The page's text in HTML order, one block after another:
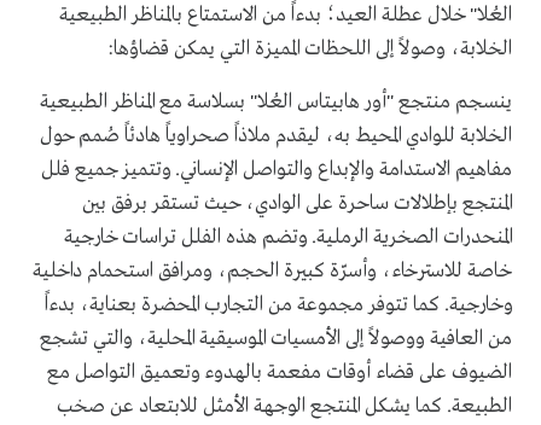
العُلا" خلال عطلة العيد؛ بدءاً من الاستمتاع بالمناظر الطبيعية
الخلابة، وصولاً إلى اللحظات المميزة التي يمكن قضاؤها:
ينسجم منتجع "أور هابيتاس العُلا" بسلاسة مع المناظر الطبيعية
الخلابة للوادي المحيط به، ليقدم ملاذاً صحراوياً هادئاً صُمم حول
مفاهيم الاستدامة والإبداع والتواصل الإنساني. وتتميز جميع فلل
المنتجع بإطلالات ساحرة على الوادي، حيث تستقر برفق بين
المنحدرات الصخرية الرملية. وتضم هذه الفلل تراسات خارجية
خاصة للاسترخاء، وأسرّة كبيرة الحجم، ومرافق استحمام داخلية
وخارجية. كما تتوفر مجموعة من التجارب المحضرة بعناية، بدءاً
من العافية ووصولاً إلى الأمسيات الموسيقية المحلية، والتي تشجع
الضيوف على قضاء أوقات مفعمة بالهدوء وتعميق التواصل مع
الطبيعة. كما يشكل المنتجع الوجهة الأمثل للابتعاد عن صخب